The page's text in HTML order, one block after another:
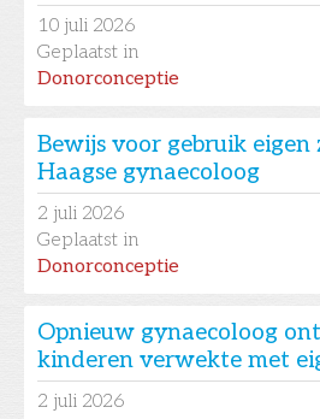
10 juli 2026
Geplaatst in
Donorconceptie
Bewijs voor gebruik eigen
Haagse gynaecoloog
2 juli 2026
Geplaatst in
Donorconceptie
Opnieuw gynaecoloog
kinderen verwekte met
2 juli 2026